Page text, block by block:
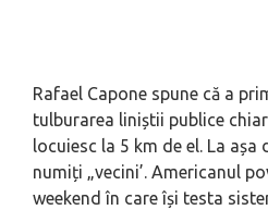
Rafael Capone spune că a
tulburarea liniștii publice
locuiesc la 5 km de el. La
numiți „vecini’. Americanul
weekend în care își testa